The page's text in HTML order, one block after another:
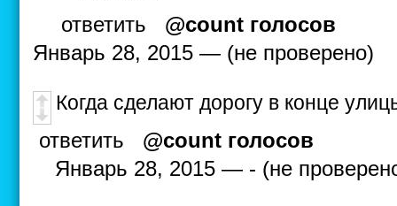
ответить
@count голосов
Январь 28, 2015 — (не проверено)
Когда сделают дорогу в конце
ответить
@count голосов
Январь 28, 2015 — - (не